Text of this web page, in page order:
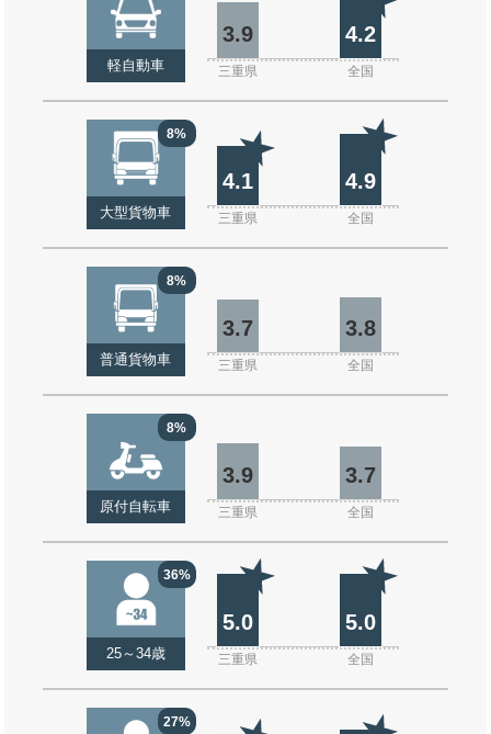
軽自動車
3.9 4.2
三重県 全国
8%
大型貨物車
4.1 4.9
三重県 全国
8%
普通貨物車
3.7 3.8
三重県 全国
8%
原付自転車
3.9 3.7
三重県 全国
36%
25～34歳
5.0 5.0
三重県 全国
27%